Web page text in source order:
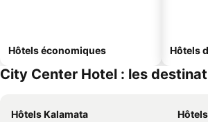
Hôtels économiques Hôtels
City Center Hotel : les
Hôtels Kalamata